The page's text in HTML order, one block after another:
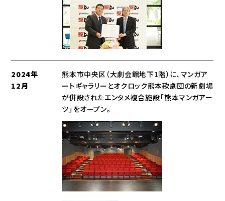
2024年
12月
熊本市中央区（大劇会館地下1階）に、マンガア
ートギャラリーとオクロック熊本歌劇団の新劇場
が併設されたエンタメ複合施設「熊本マンガアー
ツ」をオープン。